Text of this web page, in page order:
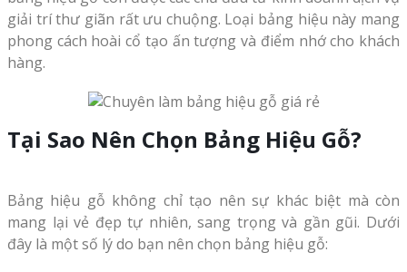
giải trí thư giãn rất ưu chuộng. Loại bảng hiệu này mang
phong cách hoài cổ tạo ấn tượng và điểm nhớ cho khách
hàng.
Tại Sao Nên Chọn Bảng Hiệu Gỗ?
Bảng hiệu gỗ không chỉ tạo nên sự khác biệt mà còn
mang lại vẻ đẹp tự nhiên, sang trọng và gần gũi. Dưới
đây là một số lý do bạn nên chọn bảng hiệu gỗ: